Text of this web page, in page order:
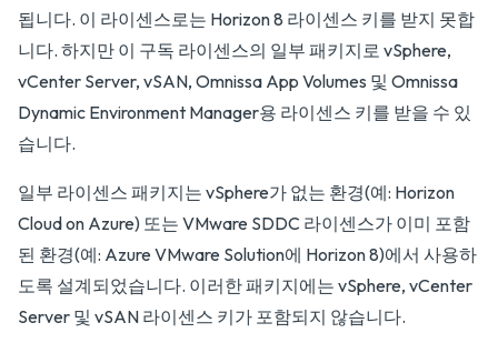
됩니다. 이 라이센스로는 Horizon 8 라이센스 키를 받지 못합
니다. 하지만 이 구독 라이센스의 일부 패키지로 vSphere,
vCenter Server, vSAN, Omnissa App Volumes 및 Omnissa
Dynamic Environment Manager용 라이센스 키를 받을 수 있
습니다.
일부 라이센스 패키지는 vSphere가 없는 환경(예: Horizon
Cloud on Azure) 또는 VMware SDDC 라이센스가 이미 포함
된 환경(예: Azure VMware Solution에 Horizon 8)에서 사용하
도록 설계되었습니다. 이러한 패키지에는 vSphere, vCenter
Server 및 vSAN 라이센스 키가 포함되지 않습니다.